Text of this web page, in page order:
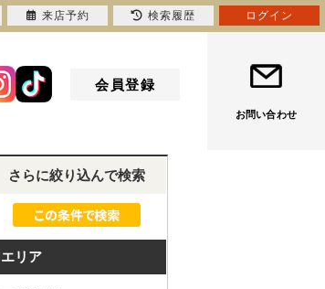
会員登録
お問い合わせ
さらに絞り込んで検索
エリア
来店予約 検索履歴 ログイン